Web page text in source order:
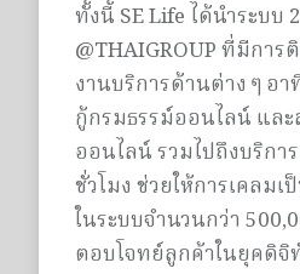
ทั้งนี้ SE Life ได้นำระบ
@THAIGROUP ที่มีกา
งานบริการด้านต่าง ๆ อ
กู้กรมธรรม์ออนไลน์ แล
ออนไลน์ รวมไปถึงบริก
ชั่วโมง ช่วยให้การเคลม
ในระบบจำนวนกว่า
ตอบโจทย์ลูกค้าในยุคดิจิ